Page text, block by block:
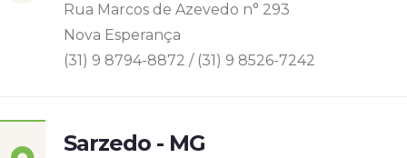
Rua Marcos de Azevedo n° 293
Nova Esperança
(31) 9 8794-8872 / (31) 9 8526-7242
Sarzedo - MG